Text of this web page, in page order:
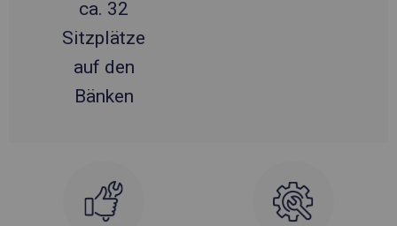
ca. 32
Sitzplätze
auf den
Bänken